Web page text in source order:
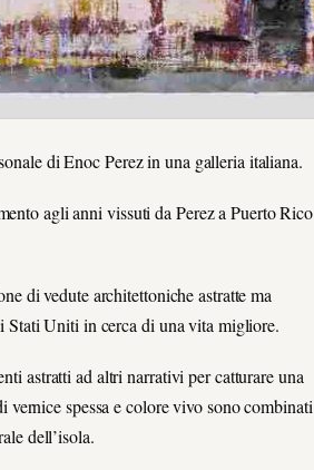
di Enoc Perez in una galleria italiana.
agli anni vissuti da Perez a Puerto Rico
di vedute architettoniche astratte ma
Stati Uniti in cerca di una vita migliore.
astratti ad altri narrativi per catturare una
vernice spessa e colore vivo sono combinati
dell’isola.